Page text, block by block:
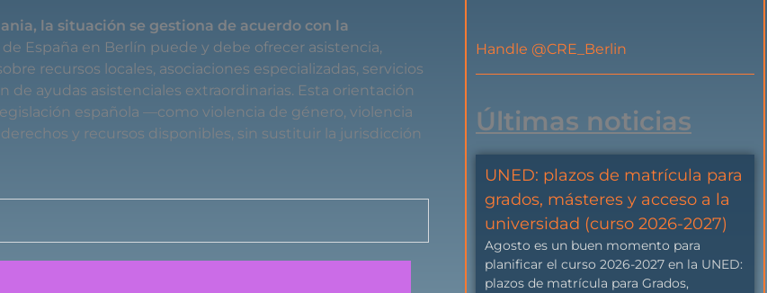
la situación se gestiona de acuerdo con la
España en Berlín puede y debe ofrecer asistencia,
recursos locales, asociaciones especializadas, servicios
de ayudas asistenciales extraordinarias. Esta orientación
española —como violencia de género, violencia
y recursos disponibles, sin sustituir la jurisdicción
Handle @CRE_Berlin
Últimas noticias
UNED: plazos de matrícula para
grados, másteres y acceso a la
universidad (curso 2026-2027)
Agosto es un buen momento para
planificar el curso 2026-2027 en la UNED:
plazos de matrícula para Grados,